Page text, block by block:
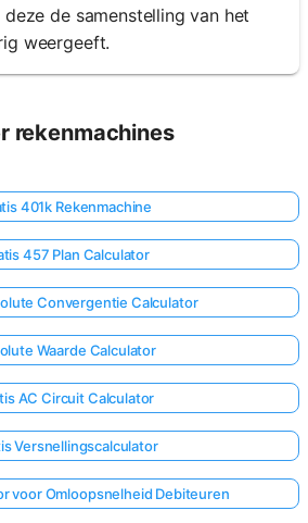
de samenstelling van het
weergeeft.
rekenmachines
401k Rekenmachine
457 Plan Calculator
Convergentie Calculator
Waarde Calculator
AC Circuit Calculator
Versnellingscalculator
voor Omloopsnelheid Debiteuren